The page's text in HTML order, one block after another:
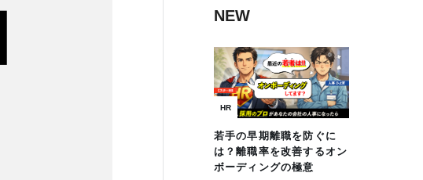
NEW
HR
若手の早期離職を防ぐに
は？離職率を改善するオン
ボーディングの極意